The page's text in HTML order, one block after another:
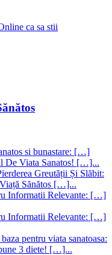
si bunastare: […]
De Viata Sanatos! […]...
Greutății Și Slăbit:
Sănătos […]...
Informatii Relevante: […]
Informatii Relevante: […]
pentru viata sanatoasa:
3 diete! […]...